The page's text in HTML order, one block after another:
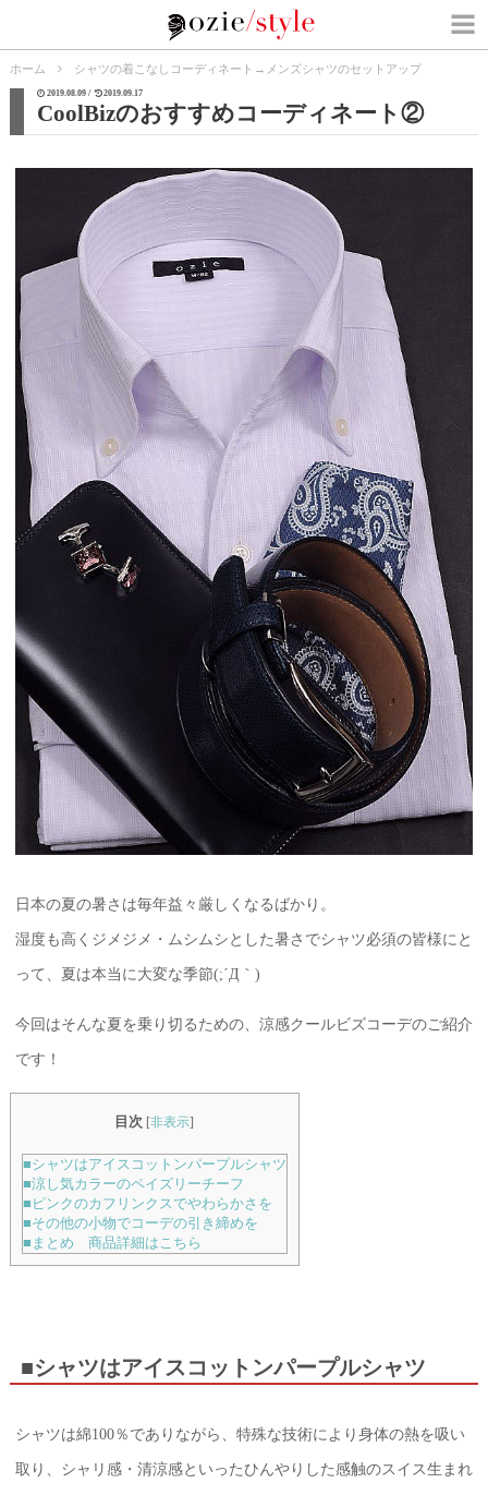
ホーム シャツの着こなしコーディネート → メンズシャツのセットアップ
2019.08.09 / 2019.09.17
CoolBizのおすすめコーディネート②
日本の夏の暑さは毎年益々厳しくなるばかり。
湿度も高くジメジメ・ムシムシとした暑さでシャツ必須の皆様にと
って、夏は本当に大変な季節(;´Д｀)
今回はそんな夏を乗り切るための、涼感クールビズコーデのご紹介
です！
目次 [非表示]
■シャツはアイスコットンパープルシャツ
■涼し気カラーのペイズリーチーフ
■ピンクのカフリンクスでやわらかさを
■その他の小物でコーデの引き締めを
■まとめ 商品詳細はこちら
■シャツはアイスコットンパープルシャツ
シャツは綿100％でありながら、特殊な技術により身体の熱を吸い
取り、シャリ感・清涼感といったひんやりした感触のスイス生まれ